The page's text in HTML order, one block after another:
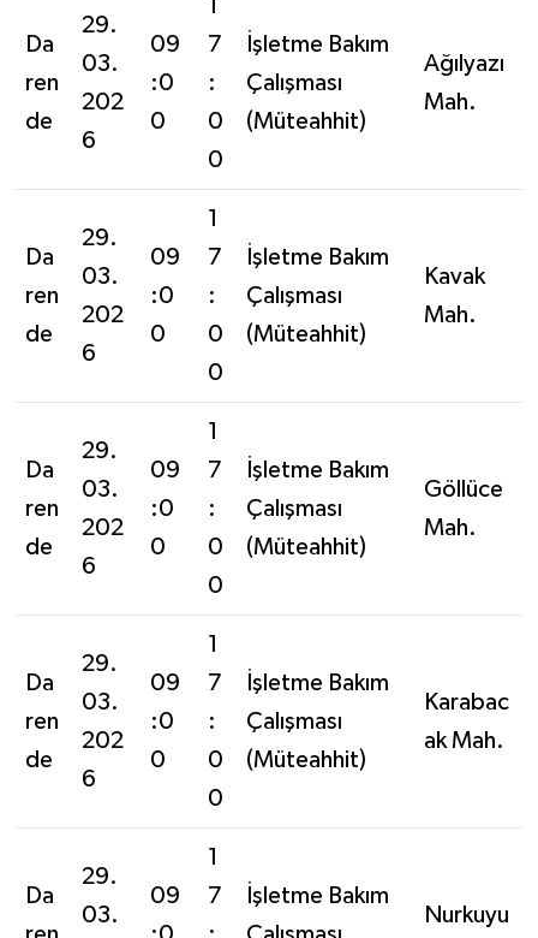
Da
ren
de
29.
03.
202
6
09
:0
0
1
7
:
0
0
İşletme Bakım
Çalışması
(Müteahhit)
Ağılyazı
Mah.
Da
ren
de
29.
03.
202
6
09
:0
0
1
7
:
0
0
İşletme Bakım
Çalışması
(Müteahhit)
Kavak
Mah.
Da
ren
de
29.
03.
202
6
09
:0
0
1
7
:
0
0
İşletme Bakım
Çalışması
(Müteahhit)
Göllüce
Mah.
Da
ren
de
29.
03.
202
6
09
:0
0
1
7
:
0
0
İşletme Bakım
Çalışması
(Müteahhit)
Karabac
ak Mah.
Da
29.
03.
09
1
7
İşletme Bakım
Nurkuyu